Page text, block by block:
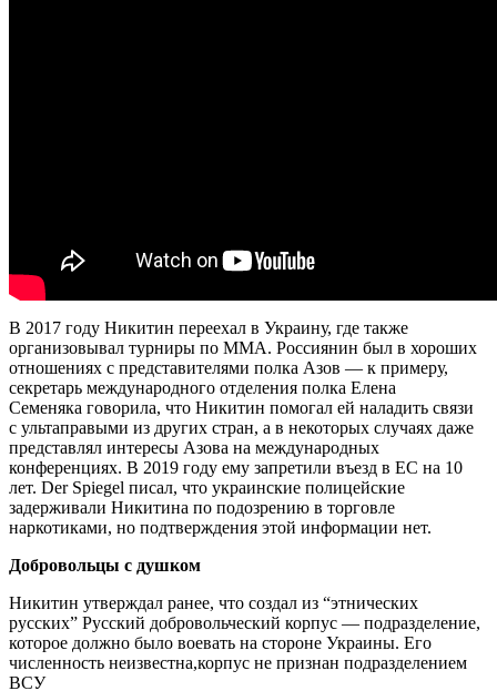
В 2017 году Никитин переехал в Украину, где также
организовывал турниры по ММА. Россиянин был в хороших
отношениях с представителями полка Азов — к примеру,
секретарь международного отделения полка Елена
Семеняка говорила, что Никитин помогал ей наладить связи
с ультаправыми из других стран, а в некоторых случаях даже
представлял интересы Азова на международных
конференциях. В 2019 году ему запретили въезд в ЕС на 10
лет. Der Spiegel писал, что украинские полицейские
задерживали Никитина по подозрению в торговле
наркотиками, но подтверждения этой информации нет.
Добровольцы с душком
Никитин утверждал ранее, что создал из “этнических
русских” Русский добровольческий корпус — подразделение,
которое должно было воевать на стороне Украины. Его
численность неизвестна,корпус не признан подразделением
ВСУ